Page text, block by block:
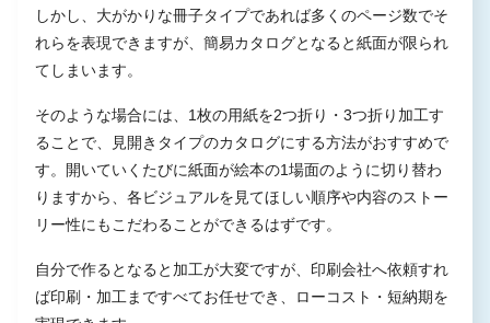
しかし、大がかりな冊子タイプであれば多くのページ数でそ
れらを表現できますが、簡易カタログとなると紙面が限られ
てしまいます。
そのような場合には、1枚の用紙を2つ折り・3つ折り加工す
ることで、見開きタイプのカタログにする方法がおすすめで
す。開いていくたびに紙面が絵本の1場面のように切り替わ
りますから、各ビジュアルを見てほしい順序や内容のストー
リー性にもこだわることができるはずです。
自分で作るとなると加工が大変ですが、印刷会社へ依頼すれ
ば印刷・加工まですべてお任せでき、ローコスト・短納期を